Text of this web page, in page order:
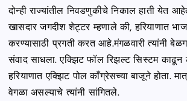
दोन्ही राज्यांतील निवडणुकीचे निकाल हाती येत
खासदार जगदीश शेट्टर म्हणाले की, हरियाणात
करण्यासाठी प्रगती करत आहे.मंगळवारी त्यांनी
संवाद साधला. एक्झिट फॉल रिझल्ट सिस्टम काढून
हरियाणात एक्झिट पोल काँग्रेसच्या बाजूने होता.
वेगळा असल्याचे त्यांनी सांगितले.